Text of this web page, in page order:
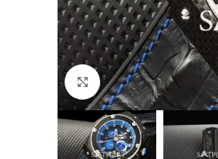
Büyütmek için tıklayın